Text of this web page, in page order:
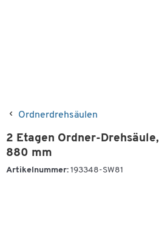
Ordnerdrehsäulen
2 Etagen Ordner-
880 mm
Artikelnummer: 193348-SW81